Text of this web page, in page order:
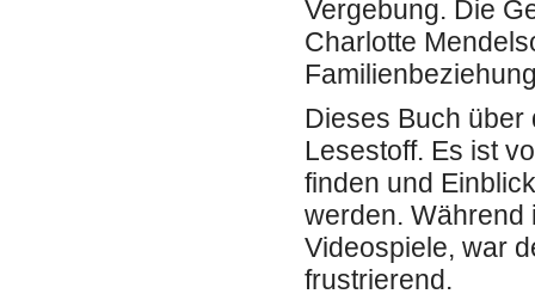
Vergebung. Die
Charlotte
Dieses Buch über
Lesestoff. Es ist
finden und
werden. Während
Videospiele, war
frustrierend.